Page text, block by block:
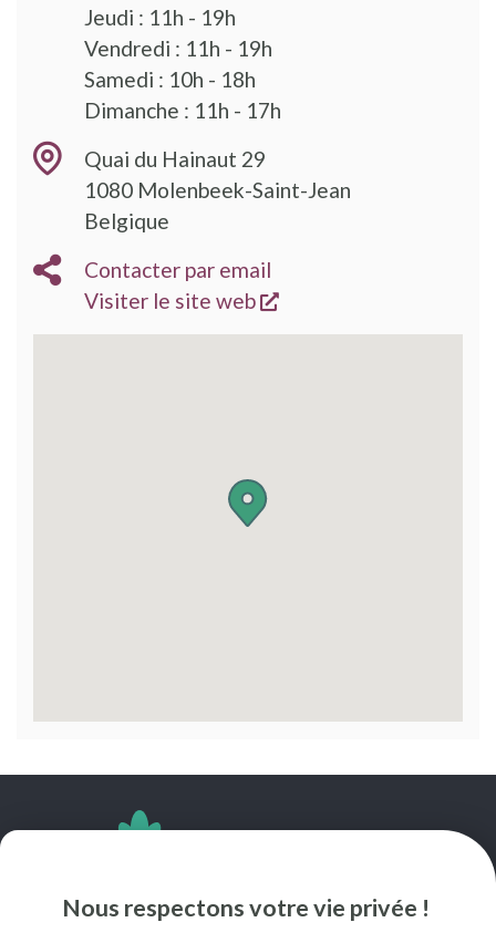
Nous respectons votre vie privée !
Jeudi : 11h - 19h
Vendredi : 11h - 19h
Samedi : 10h - 18h
Dimanche : 11h - 17h
Quai du Hainaut 29
1080 Molenbeek-Saint-Jean
Belgique
Contacter par email
Visiter le site web
s'ouvre dans une